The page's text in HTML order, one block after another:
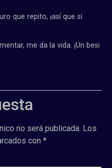
que repito, ¡así que si
me da la vida. ¡Un besi
no será publicada. Los
con *